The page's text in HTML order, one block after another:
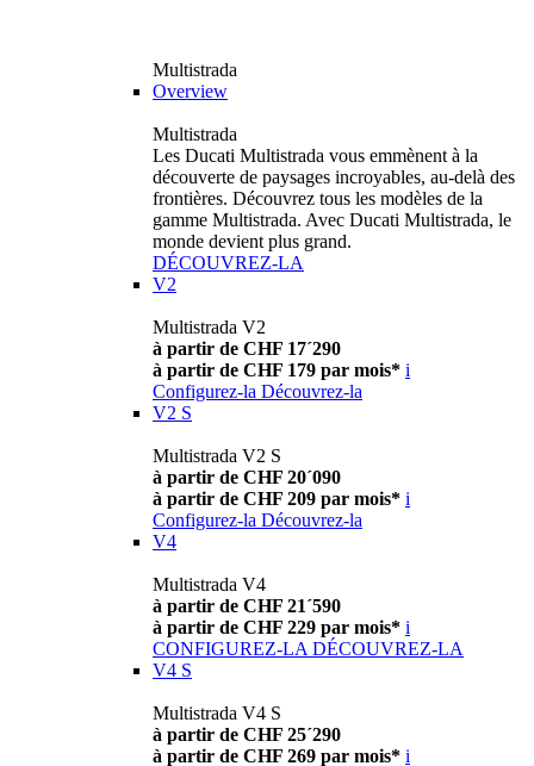
Multistrada
Overview
Multistrada
Les Ducati Multistrada vous emmènent à la
découverte de paysages incroyables, au-delà des
frontières. Découvrez tous les modèles de la
gamme Multistrada. Avec Ducati Multistrada, le
monde devient plus grand.
DÉCOUVREZ-LA
V2
Multistrada V2
à partir de CHF 17´290
à partir de CHF 179 par mois* i
Configurez-la Découvrez-la
V2 S
Multistrada V2 S
à partir de CHF 20´090
à partir de CHF 209 par mois* i
Configurez-la Découvrez-la
V4
Multistrada V4
à partir de CHF 21´590
à partir de CHF 229 par mois* i
CONFIGUREZ-LA DÉCOUVREZ-LA
V4 S
Multistrada V4 S
à partir de CHF 25´290
à partir de CHF 269 par mois* i